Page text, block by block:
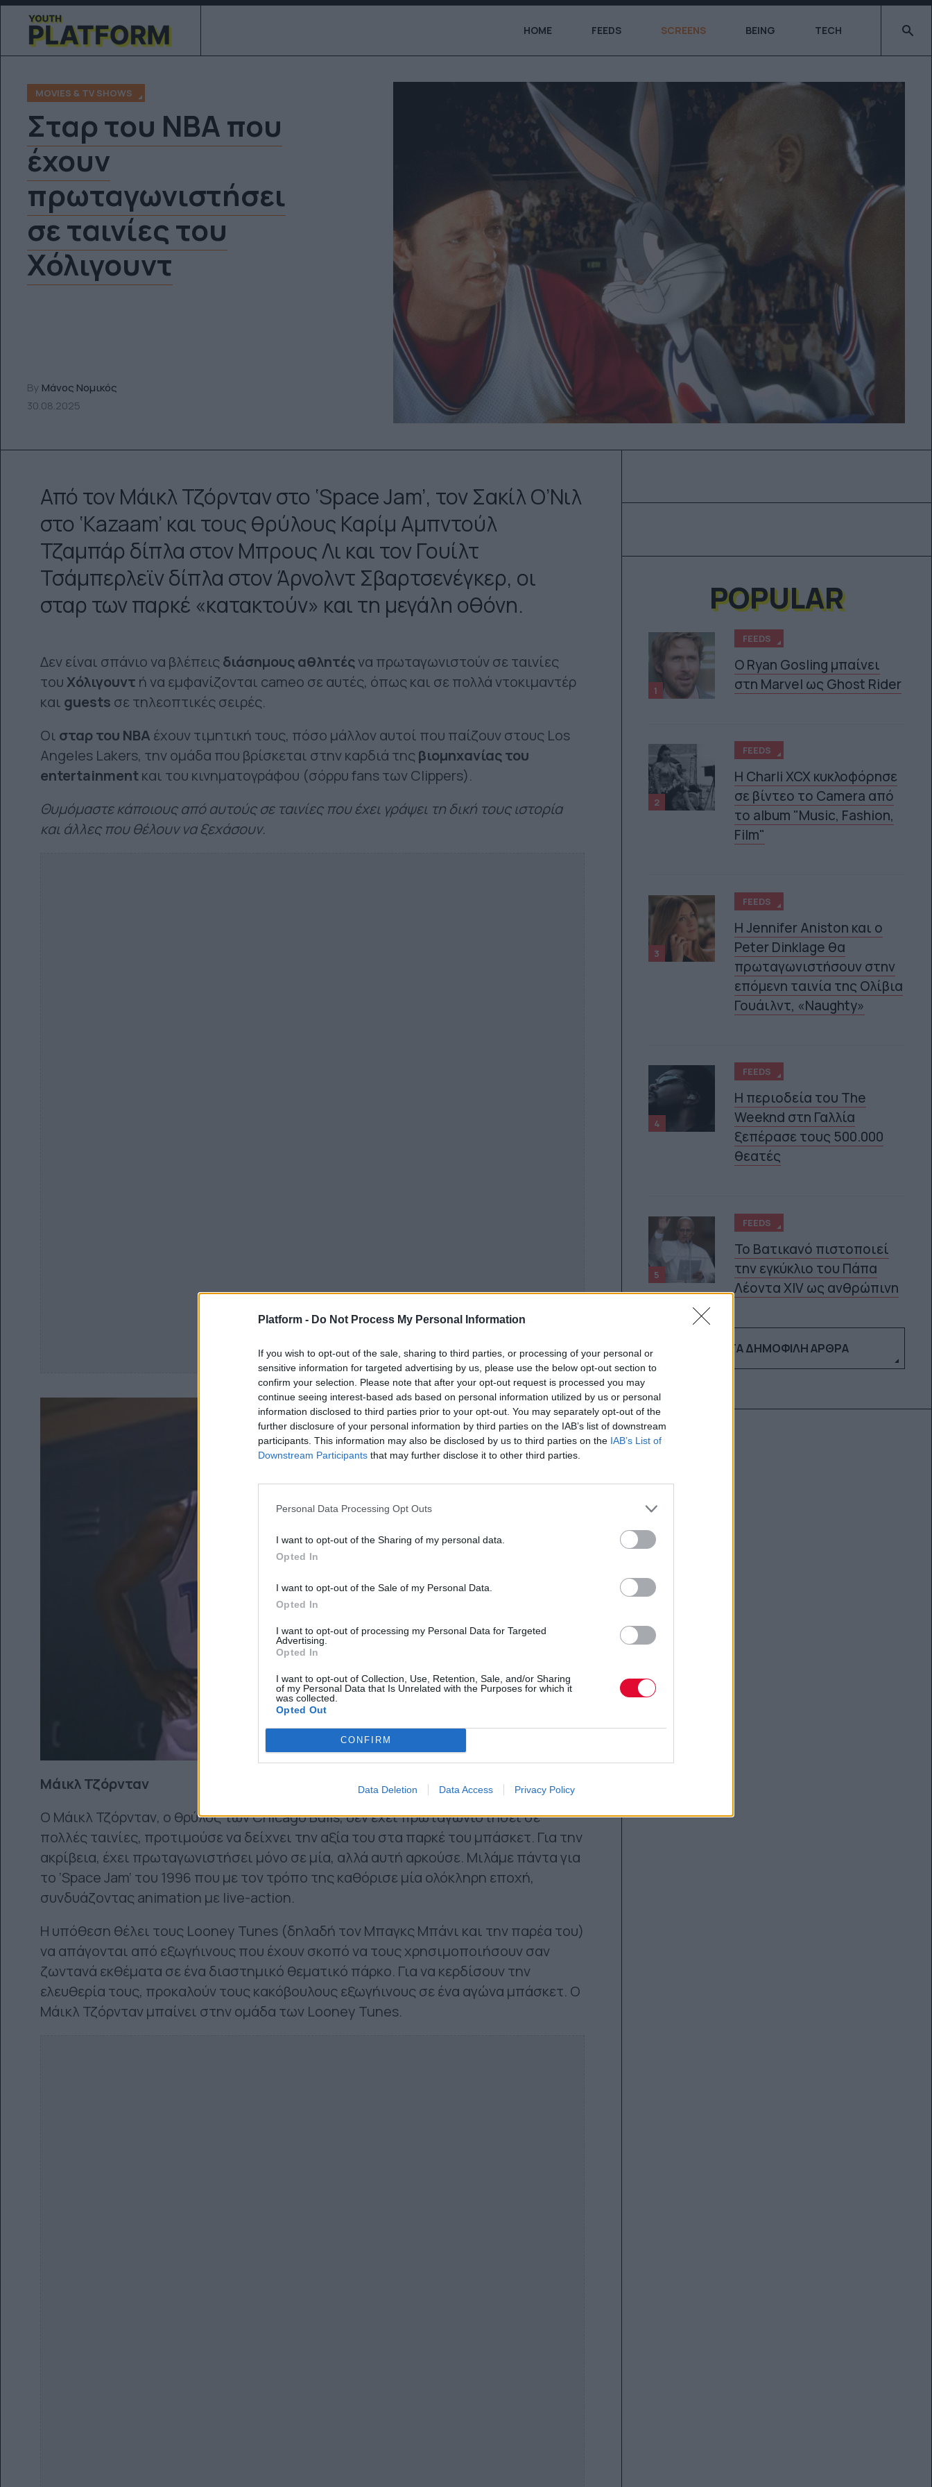
Platform - Do Not Process My Personal Information
If you wish to opt-out of the sale, sharing to third parties, or processing of your personal or
sensitive information for targeted advertising by us, please use the below opt-out section to
confirm your selection. Please note that after your opt-out request is processed you may
continue seeing interest-based ads based on personal information utilized by us or personal
information disclosed to third parties prior to your opt-out. You may separately opt-out of the
further disclosure of your personal information by third parties on the IAB’s list of downstream
participants. This information may also be disclosed by us to third parties on the IAB’s List of
Downstream Participants that may further disclose it to other third parties.
Personal Data Processing Opt Outs
I want to opt-out of the Sharing of my personal data.
Opted In
I want to opt-out of the Sale of my Personal Data.
Opted In
I want to opt-out of processing my Personal Data for Targeted
Advertising.
Opted In
I want to opt-out of Collection, Use, Retention, Sale, and/or Sharing
of my Personal Data that Is Unrelated with the Purposes for which it
was collected.
Opted Out
CONFIRM
Data Deletion Data Access Privacy Policy
HOME FEEDS SCREENS BEING TECH Type
MOVIES & TV SHOWS
Σταρ του NBA που
έχουν
πρωταγωνιστήσει
σε ταινίες του
Χόλιγουντ
By Μάνος Νομικός
30.08.2025
Από τον Μάικλ Τζόρνταν στο ‘Space Jam’, τον Σακίλ Ο’Νιλ
στο ‘Kazaam’ και τους θρύλους Καρίμ Αμπντούλ
Τζαμπάρ δίπλα στον Μπρους Λι και τον Γουίλτ
Τσάμπερλεϊν δίπλα στον Άρνολντ Σβαρτσενέγκερ, οι
σταρ των παρκέ «κατακτούν» και τη μεγάλη οθόνη.
Δεν είναι σπάνιο να βλέπειςδιάσημους αθλητέςνα πρωταγωνιστούν σε ταινίες
τουΧόλιγουντ ή να εμφανίζονται cameo σε αυτές, όπως και σε πολλά ντοκιμαντέρ
και guests σε τηλεοπτικές σειρές.
Οι σταρ του NBA έχουν τιμητική τους, πόσο μάλλον αυτοί που παίζουν στους Los
Angeles Lakers, την ομάδα που βρίσκεται στην καρδιά τηςβιομηχανίας του
entertainmentκαι του κινηματογράφου (σόρρυ fans των Clippers).
Θυμόμαστε κάποιους από αυτούς σε ταινίες που έχει γράψει τη δική τους ιστορία
και άλλες που θέλουν να ξεχάσουν.
Μάικλ Τζόρνταν
Ο Μάικλ Τζόρνταν, ο θρύλος των Chicago Bulls, δεν έχει πρωταγωνιστήσει σε
πολλές ταινίες, προτιμούσε να δείχνει την αξία του στα παρκέ του μπάσκετ. Για την
ακρίβεια, έχει πρωταγωνιστήσει μόνο σε μία, αλλά αυτή αρκούσε. Μιλάμε πάντα για
το ‘Space Jam’ του 1996 που με τον τρόπο της καθόρισε μία ολόκληρη εποχή,
συνδυάζοντας animation με live-action.
Η υπόθεση θέλει τους Looney Tunes (δηλαδή τον Μπαγκς Μπάνι και την παρέα του)
να απάγονται από εξωγήινους που έχουν σκοπό να τους χρησιμοποιήσουν σαν
ζωντανά εκθέματα σε ένα διαστημικό θεματικό πάρκο. Για να κερδίσουν την
ελευθερία τους, προκαλούν τους κακόβουλους εξωγήινους σε ένα αγώνα μπάσκετ. Ο
Μάικλ Τζόρνταν μπαίνει στην ομάδα των Looney Tunes.
POPULAR
1
FEEDS
Ο Ryan Gosling μπαίνει
στη Marvel ως Ghost Rider
2
FEEDS
H Charli XCX κυκλοφόρησε
σε βίντεο το Camera από
το album "Music, Fashion,
Film"
3
FEEDS
Η Jennifer Aniston και ο
Peter Dinklage θα
πρωταγωνιστήσουν στην
επόμενη ταινία της Ολίβια
Γουάιλντ, «Naughty»
4
FEEDS
Η περιοδεία του The
Weeknd στη Γαλλία
ξεπέρασε τους 500.000
θεατές
5
FEEDS
Το Βατικανό πιστοποιεί
την εγκύκλιο του Πάπα
Λέοντα XIV ως ανθρώπινη
ΔΕΣ ΤΑ ΔΗΜΟΦΙΛΉ ΆΡΘΡΑ